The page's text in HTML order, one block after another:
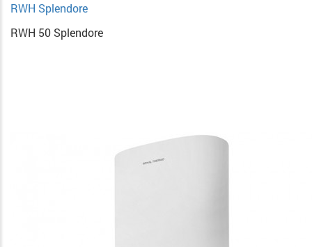
RWH Splendore
RWH 50 Splendore